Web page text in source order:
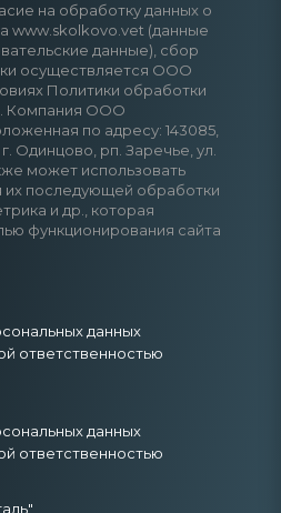
на обработку данных о
www.skolkovo.vet (данные
данные), сбор
осуществляется ООО
Политики обработки
. Компания ООО
по адресу: 143085,
Одинцово, рп. Заречье, ул.
может использовать
их последующей обработки
и др., которая
функционирования сайта
данных
ответственностью
данных
ответственностью